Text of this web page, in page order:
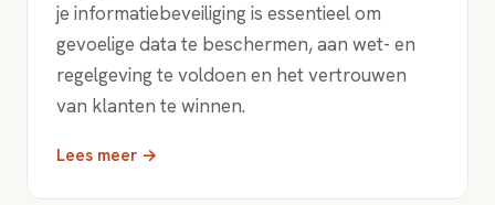
je informatiebeveiliging is essentieel om
gevoelige data te beschermen, aan wet- en
regelgeving te voldoen en het vertrouwen
van klanten te winnen.
Lees meer →